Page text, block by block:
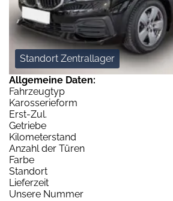
Standort Zentrallager
Allgemeine Daten:
Fahrzeugtyp
Karosserieform
Erst-Zul.
Getriebe
Kilometerstand
Anzahl der Türen
Farbe
Standort
Lieferzeit
Unsere Nummer